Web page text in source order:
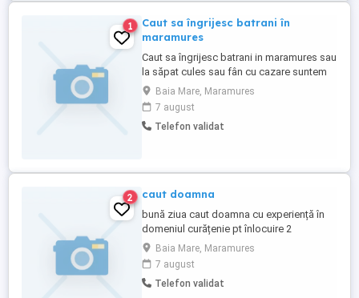
1
Caut sa îngrijesc batrani în
maramures
Caut sa îngrijesc batrani in maramures sau
la săpat cules sau fân cu cazare suntem
mama și fica
Baia Mare, Maramures
7 august
Telefon validat
2 caut doamna
bună ziua caut doamna cu experiență în
domeniul curățenie pt înlocuire 2
săptămâni mai multe detalii la telefon
Baia Mare, Maramures
7 august
Telefon validat